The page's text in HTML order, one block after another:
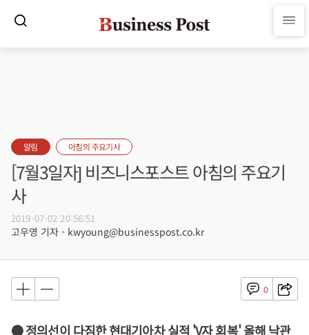
알림 아침의 주요기사
[7월3일자] 비즈니스포스트 아침의 주요기
사
2019-07-02 20:56:51
고우영 기자 - kwyoung@businesspost.co.kr
0
● 정의선이 다짐한 현대기아차 실적 'V자 회복' 올해 낙관